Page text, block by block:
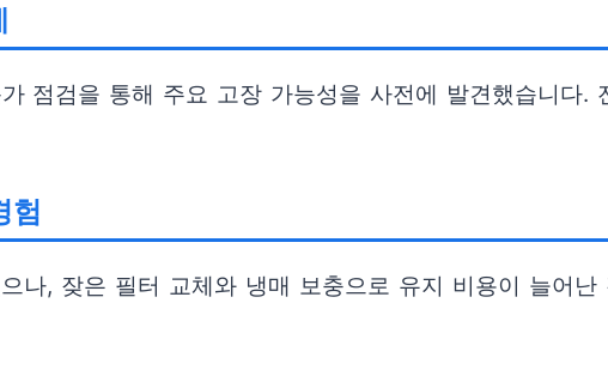
점검을 통해 주요 고장 가능성을 사전에 발견했습니다.
험
나, 잦은 필터 교체와 냉매 보충으로 유지 비용이 늘어